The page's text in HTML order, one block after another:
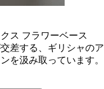
ス フラワーベース
差する、ギリシャのア
を汲み取っています。